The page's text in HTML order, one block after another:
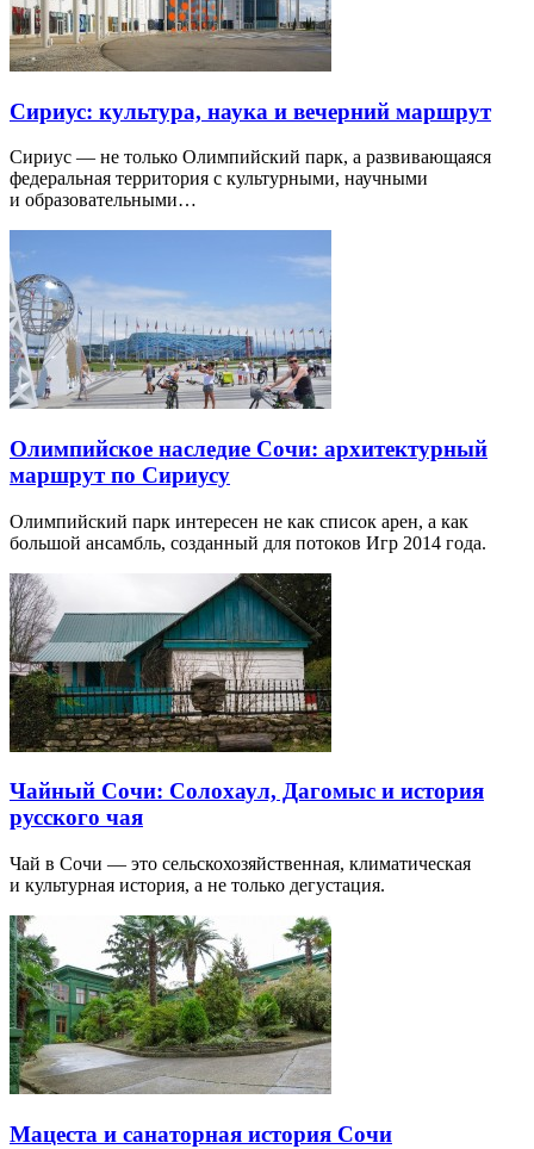
Сириус: культура, наука и вечерний маршрут
Сириус — не только Олимпийский парк, а развивающаяся
федеральная территория с культурными, научными
и образовательными…
Олимпийское наследие Сочи: архитектурный
маршрут по Сириусу
Олимпийский парк интересен не как список арен, а как
большой ансамбль, созданный для потоков Игр 2014 года.
Чайный Сочи: Солохаул, Дагомыс и история
русского чая
Чай в Сочи — это сельскохозяйственная, климатическая
и культурная история, а не только дегустация.
Мацеста и санаторная история Сочи